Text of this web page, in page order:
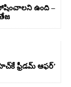
ఉంది –
ఫ్రీడమ్ ఆఫర్’